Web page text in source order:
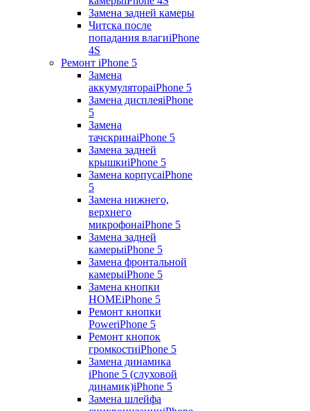
Замена задней камеры
Читска после
попадания влагиiPhone
4S
Ремонт iPhone 5
Замена
аккумулятораiPhone 5
Замена дисплеяiPhone
5
Замена
тачскринаiPhone 5
Замена задней
крышкиiPhone 5
Замена корпусаiPhone
5
Замена нижнего,
верхнего
микрофонаiPhone 5
Замена задней
камерыiPhone 5
Замена фронтальной
камерыiPhone 5
Замена кнопки
HOMEiPhone 5
Ремонт кнопки
PoweriPhone 5
Ремонт кнопок
громкостиiPhone 5
Замена динамика
iPhone 5 (слуховой
динамик)iPhone 5
Замена шлейфа